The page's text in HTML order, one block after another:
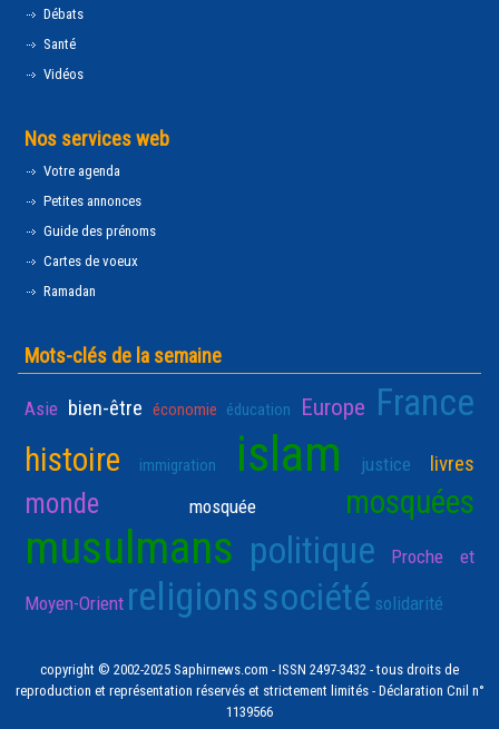
Débats
Santé
Vidéos
Nos services web
Votre agenda
Petites annonces
Guide des prénoms
Cartes de voeux
Ramadan
Mots-clés de la semaine
Asie bien-être économie éducation Europe France
histoire immigration islam justice livres
monde mosquée mosquées
musulmans politique Proche et
Moyen-Orient religionssociété solidarité
copyright © 2002-2025 Saphirnews.com - ISSN 2497-3432 - tous droits de
reproduction et représentation réservés et strictement limités - Déclaration Cnil n°
1139566